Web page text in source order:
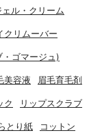
ル・クリーム
クリムーバー
・ゴマージュ)
美容液 眉毛育毛剤
ク リップスクラブ
とり紙 コットン